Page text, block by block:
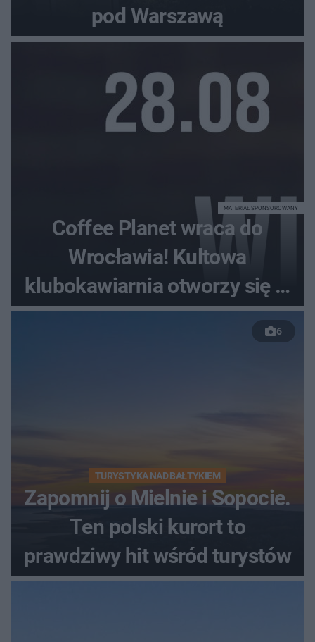
pod Warszawą
Coffee Planet wraca do
Wrocławia! Kultowa
klubokawiarnia otworzy się w
nowym miejscu
MATERIAŁ SPONSOROWANY
6
TURYSTYKA NAD BAŁTYKIEM
Zapomnij o Mielnie i Sopocie.
Ten polski kurort to
prawdziwy hit wśród turystów